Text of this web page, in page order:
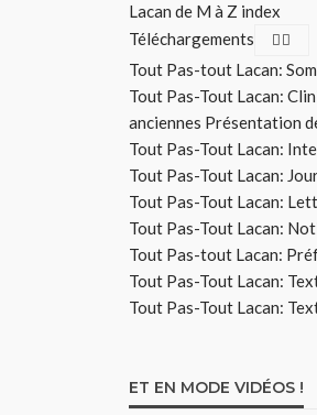
Lacan de M à Z index
Téléchargements
Tout Pas-tout Lacan:
Tout Pas-Tout Lacan:
anciennes Présentation
Tout Pas-Tout Lacan:
Tout Pas-Tout Lacan:
Tout Pas-Tout Lacan:
Tout Pas-Tout Lacan:
Tout Pas-tout Lacan:
Tout Pas-Tout Lacan:
Tout Pas-Tout Lacan:
ET EN MODE VIDÉOS !